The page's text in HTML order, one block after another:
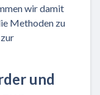
wir damit
Methoden zu
und